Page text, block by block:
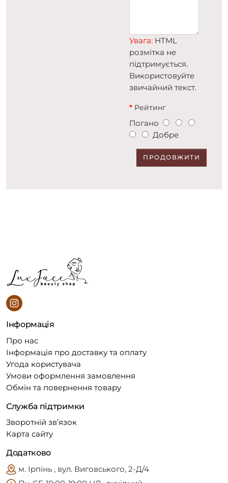
Увага: HTML
розмітка не
підтримується.
Використовуйте
звичайний текст.
Рейтинг
Погано
Добре
ПРОДОВЖИТИ
Інформація
Про нас
Інформація про доставку та оплату
Угода користувача
Умови оформлення замовлення
Обмін та повернення товару
Служба підтримки
Зворотній зв’язок
Карта сайту
Додатково
м. Ірпінь , вул. Виговського, 2-Д/4